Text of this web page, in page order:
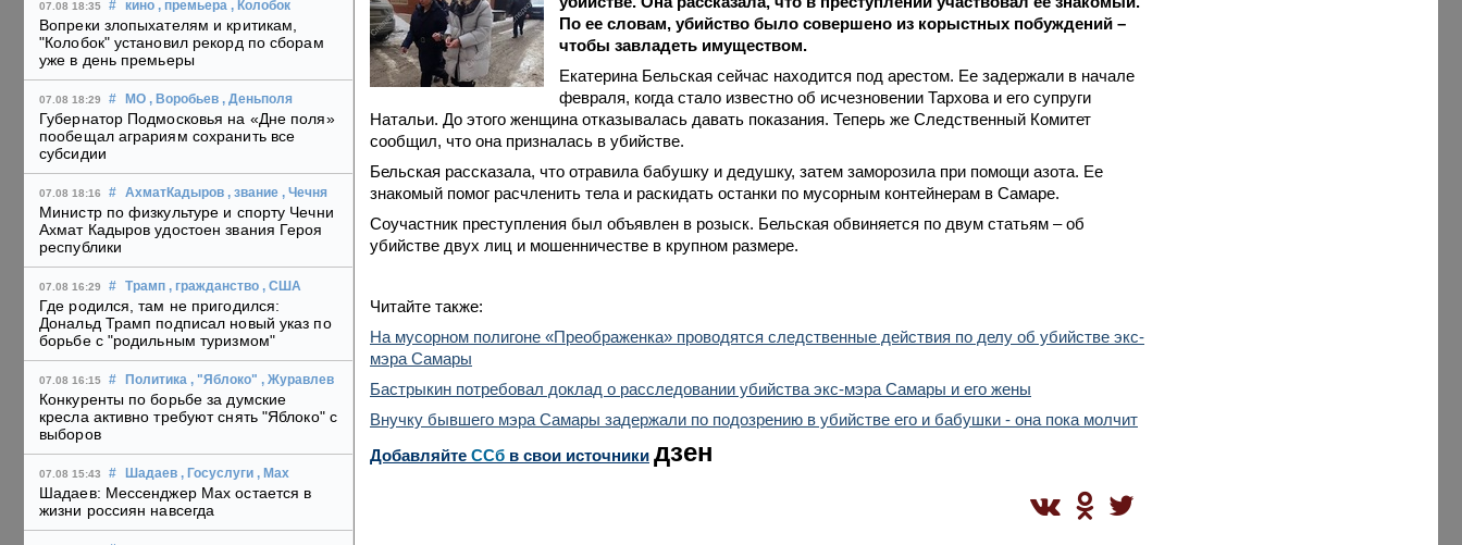
07.08 18:35 # кино , премьера , Колобок
Вопреки злопыхателям и критикам,
"Колобок" установил рекорд по сборам
уже в день премьеры
07.08 18:29 # МО , Воробьев , Деньполя
Губернатор Подмосковья на «Дне поля»
пообещал аграриям сохранить все
субсидии
07.08 18:16 # АхматКадыров , звание , Чечня
Министр по физкультуре и спорту Чечни
Ахмат Кадыров удостоен звания Героя
республики
07.08 16:29 # Трамп , гражданство , США
Где родился, там не пригодился:
Дональд Трамп подписал новый указ по
борьбе с "родильным туризмом"
07.08 16:15 # Политика , "Яблоко" , Журавлев
Конкуренты по борьбе за думские
кресла активно требуют снять "Яблоко" с
выборов
07.08 15:43 # Шадаев , Госуслуги , Max
Шадаев: Мессенджер Max остается в
жизни россиян навсегда
По ее словам, убийство было совершено из корыстных побуждений –
чтобы завладеть имуществом.
Екатерина Бельская сейчас находится под арестом. Ее задержали в начале
февраля, когда стало известно об исчезновении Тархова и его супруги
Натальи. До этого женщина отказывалась давать показания. Теперь же Следственный Комитет
сообщил, что она призналась в убийстве.
Бельская рассказала, что отравила бабушку и дедушку, затем заморозила при помощи азота. Ее
знакомый помог расчленить тела и раскидать останки по мусорным контейнерам в Самаре.
Соучастник преступления был объявлен в розыск. Бельская обвиняется по двум статьям – об
убийстве двух лиц и мошенничестве в крупном размере.
Читайте также:
На мусорном полигоне «Преображенка» проводятся следственные действия по делу об убийстве экс-
мэра Самары
Бастрыкин потребовал доклад о расследовании убийства экс-мэра Самары и его жены
Внучку бывшего мэра Самары задержали по подозрению в убийстве его и бабушки - она пока молчит
Добавляйте CСб в свои источники дзен